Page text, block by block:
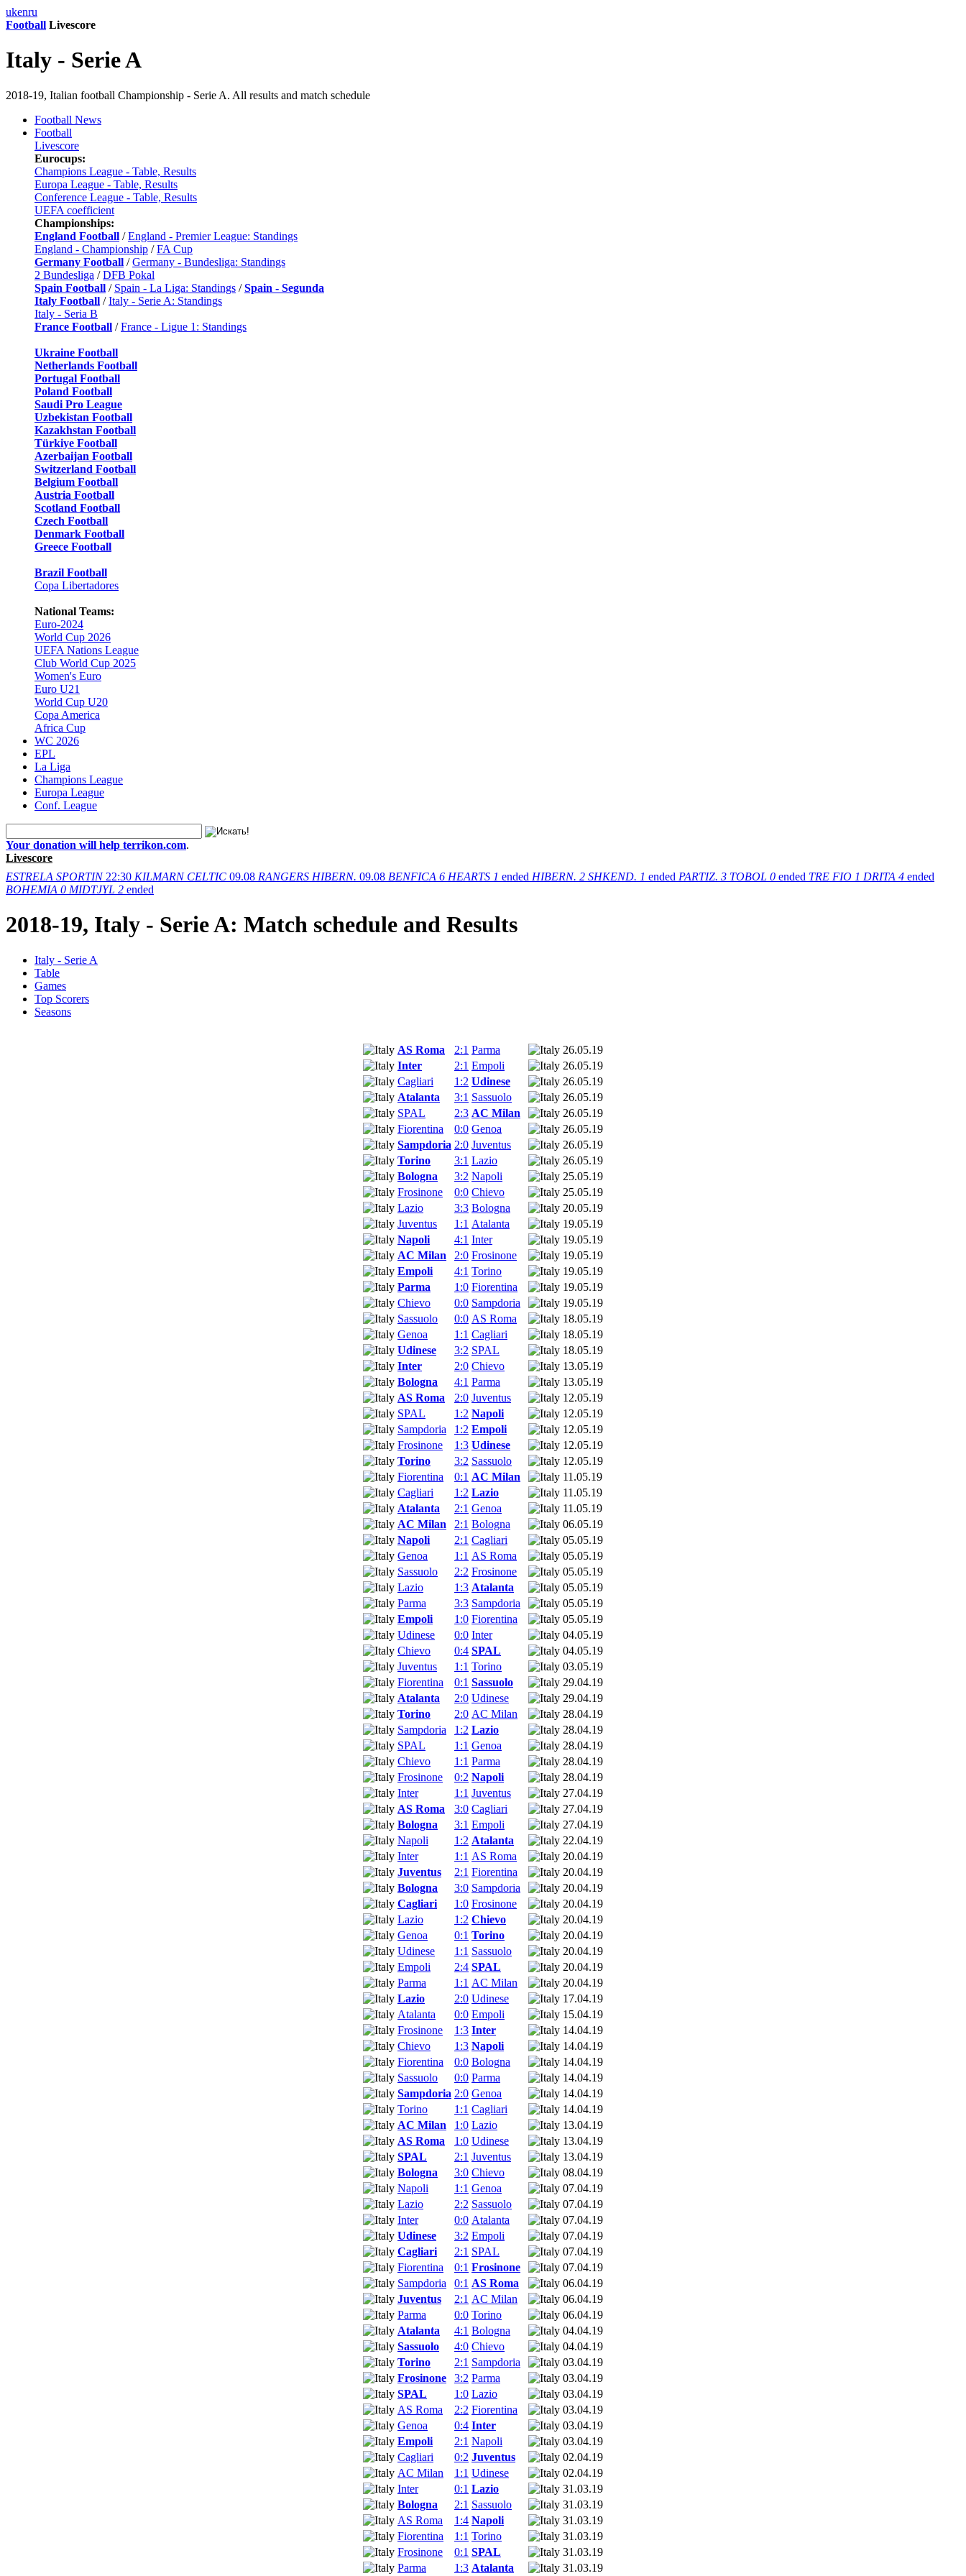
ukenru
Football Livescore
Italy - Serie A
2018-19, Italian football Championship - Serie A. All results and match schedule
Football News
Football
Livescore
Eurocups:
Champions League - Table, Results
Europa League - Table, Results
Conference League - Table, Results
UEFA coefficient
Championships:
England Football /England - Premier League: Standings
England - Championship /FA Cup
Germany Football /Germany - Bundesliga: Standings
2 Bundesliga /DFB Pokal
Spain Football / Spain - La Liga: Standings /Spain - Segunda
Italy Football /Italy - Serie A: Standings
Italy - Seria B
France Football /France - Ligue 1: Standings
Ukraine Football
Netherlands Football
Portugal Football
Poland Football
Saudi Pro League
Uzbekistan Football
Kazakhstan Football
Türkiye Football
Azerbaijan Football
Switzerland Football
Belgium Football
Austria Football
Scotland Football
Czech Football
Denmark Football
Greece Football
Brazil Football
Copa Libertadores
National Teams:
Euro-2024
World Cup 2026
UEFA Nations League
Club World Cup 2025
Women's Euro
Euro U21
World Cup U20
Copa America
Africa Cup
WC 2026
EPL
La Liga
Champions League
Europa League
Conf. League
Your donation will help terrikon.com.
Livescore
ESTRELA SPORTIN 22:30 KILMARN CELTIC 09.08 RANGERS HIBERN. 09.08 BENFICA 6 HEARTS 1 ended HIBERN. 2 SHKEND. 1 ended PARTIZ. 3 TOBOL 0 ended TRE FIO 1 DRITA 4 ended
BOHEMIA 0 MIDTJYL 2 ended
2018-19, Italy - Serie A: Match schedule and Results
Italy - Serie A
Table
Games
Top Scorers
Seasons
AS Roma 2:1 Parma
26.05.19
Inter
2:1 Empoli
26.05.19
Cagliari
1:2 Udinese
26.05.19
Atalanta
3:1 Sassuolo
26.05.19
SPAL
2:3 AC Milan
26.05.19
Fiorentina
0:0 Genoa
26.05.19
Sampdoria 2:0 Juventus
26.05.19
Torino
3:1 Lazio
26.05.19
Bologna
3:2 Napoli
25.05.19
Frosinone
0:0 Chievo
25.05.19
Lazio
3:3 Bologna
20.05.19
Juventus
1:1 Atalanta
19.05.19
Napoli
4:1 Inter
19.05.19
AC Milan
2:0 Frosinone
19.05.19
Empoli
4:1 Torino
19.05.19
Parma
1:0 Fiorentina
19.05.19
Chievo
0:0 Sampdoria
19.05.19
Sassuolo
0:0 AS Roma
18.05.19
Genoa
1:1 Cagliari
18.05.19
Udinese
3:2 SPAL
18.05.19
Inter
2:0 Chievo
13.05.19
Bologna
4:1 Parma
13.05.19
AS Roma
2:0 Juventus
12.05.19
SPAL
1:2 Napoli
12.05.19
Sampdoria
1:2 Empoli
12.05.19
Frosinone
1:3 Udinese
12.05.19
Torino
3:2 Sassuolo
12.05.19
Fiorentina
0:1 AC Milan
11.05.19
Cagliari
1:2 Lazio
11.05.19
Atalanta
2:1 Genoa
11.05.19
AC Milan
2:1 Bologna
06.05.19
Napoli
2:1 Cagliari
05.05.19
Genoa
1:1 AS Roma
05.05.19
Sassuolo
2:2 Frosinone
05.05.19
Lazio
1:3 Atalanta
05.05.19
Parma
3:3 Sampdoria
05.05.19
Empoli
1:0 Fiorentina
05.05.19
Udinese
0:0 Inter
04.05.19
Chievo
0:4 SPAL
04.05.19
Juventus
1:1 Torino
03.05.19
Fiorentina
0:1 Sassuolo
29.04.19
Atalanta
2:0 Udinese
29.04.19
Torino
2:0 AC Milan
28.04.19
Sampdoria
1:2 Lazio
28.04.19
SPAL
1:1 Genoa
28.04.19
Chievo
1:1 Parma
28.04.19
Frosinone
0:2 Napoli
28.04.19
Inter
1:1 Juventus
27.04.19
AS Roma
3:0 Cagliari
27.04.19
Bologna
3:1 Empoli
27.04.19
Napoli
1:2 Atalanta
22.04.19
Inter
1:1 AS Roma
20.04.19
Juventus
2:1 Fiorentina
20.04.19
Bologna
3:0 Sampdoria
20.04.19
Cagliari
1:0 Frosinone
20.04.19
Lazio
1:2 Chievo
20.04.19
Genoa
0:1 Torino
20.04.19
Udinese
1:1 Sassuolo
20.04.19
Empoli
2:4 SPAL
20.04.19
Parma
1:1 AC Milan
20.04.19
Lazio
2:0 Udinese
17.04.19
Atalanta
0:0 Empoli
15.04.19
Frosinone
1:3 Inter
14.04.19
Chievo
1:3 Napoli
14.04.19
Fiorentina
0:0 Bologna
14.04.19
Sassuolo
0:0 Parma
14.04.19
Sampdoria 2:0 Genoa
14.04.19
Torino
1:1 Cagliari
14.04.19
AC Milan
1:0 Lazio
13.04.19
AS Roma
1:0 Udinese
13.04.19
SPAL
2:1 Juventus
13.04.19
Bologna
3:0 Chievo
08.04.19
Napoli
1:1 Genoa
07.04.19
Lazio
2:2 Sassuolo
07.04.19
Inter
0:0 Atalanta
07.04.19
Udinese
3:2 Empoli
07.04.19
Cagliari
2:1 SPAL
07.04.19
Fiorentina
0:1 Frosinone
07.04.19
Sampdoria
0:1 AS Roma
06.04.19
Juventus
2:1 AC Milan
06.04.19
Parma
0:0 Torino
06.04.19
Atalanta
4:1 Bologna
04.04.19
Sassuolo
4:0 Chievo
04.04.19
Torino
2:1 Sampdoria
03.04.19
Frosinone
3:2 Parma
03.04.19
SPAL
1:0 Lazio
03.04.19
AS Roma
2:2 Fiorentina
03.04.19
Genoa
0:4 Inter
03.04.19
Empoli
2:1 Napoli
03.04.19
Cagliari
0:2 Juventus
02.04.19
AC Milan
1:1 Udinese
02.04.19
Inter
0:1 Lazio
31.03.19
Bologna
2:1 Sassuolo
31.03.19
AS Roma
1:4 Napoli
31.03.19
Fiorentina
1:1 Torino
31.03.19
Frosinone
0:1 SPAL
31.03.19
Parma
1:3 Atalanta 31.03.19